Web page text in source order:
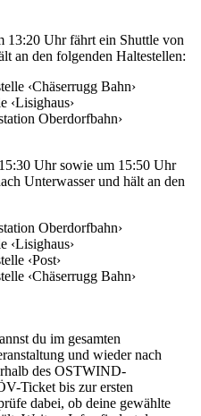
13:20 Uhr fährt ein Shuttle von
an den folgenden Haltestellen:
‹Chäserrugg Bahn›
‹Lisighaus›
Oberdorfbahn›
Uhr sowie um 15:50 Uhr
Unterwasser und hält an den
Oberdorfbahn›
‹Lisighaus›
‹Post›
‹Chäserrugg Bahn›
du im gesamten
und wieder nach
des OSTWIND-
Ticket bis zur ersten
dabei, ob deine gewählte